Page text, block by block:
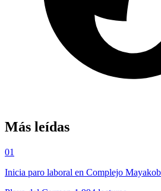
Más leídas
01
Inicia paro laboral en Complejo